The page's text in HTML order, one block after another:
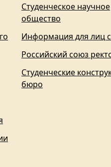
Студенческое научное
общество
Информация для лиц
Российский союз
Студенческие
бюро